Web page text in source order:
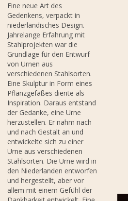
Eine neue Art des
Gedenkens, verpackt in
niederländisches Design.
Jahrelange Erfahrung mit
Stahlprojekten war die
Grundlage für den Entwurf
von Urnen aus
verschiedenen Stahlsorten.
Eine Skulptur in Form eines
Pflanzgefäßes diente als
Inspiration. Daraus entstand
der Gedanke, eine Urne
herzustellen. Er nahm nach
und nach Gestalt an und
entwickelte sich zu einer
Urne aus verschiedenen
Stahlsorten. Die Urne wird in
den Niederlanden entworfen
und hergestellt, aber vor
allem mit einem Gefühl der